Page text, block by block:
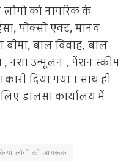
लोगों को नागरिक के
पोक्सो एक्ट, मानव
बीमा, बाल विवाह, बाल
, नशा उन्मूलन , पेंशन स्कीम
दिया गया । साथ ही
डालसा कार्यालय में
लोगों को जागरूक